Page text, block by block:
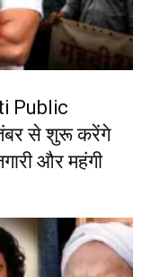
Public
से शुरू करेंगे
और महंगी